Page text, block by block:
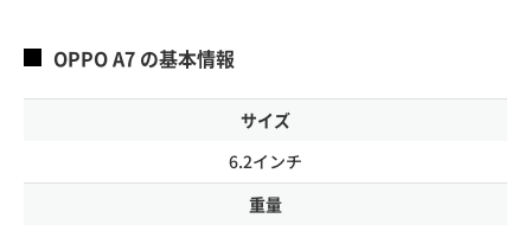
OPPO A7 の基本情報
サイズ
6.2インチ
重量